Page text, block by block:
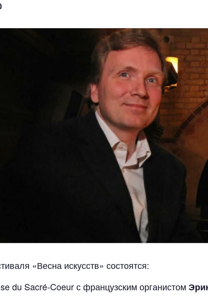
«Весна искусств» состоятся:
du Sacré-Coeur с французским органистом